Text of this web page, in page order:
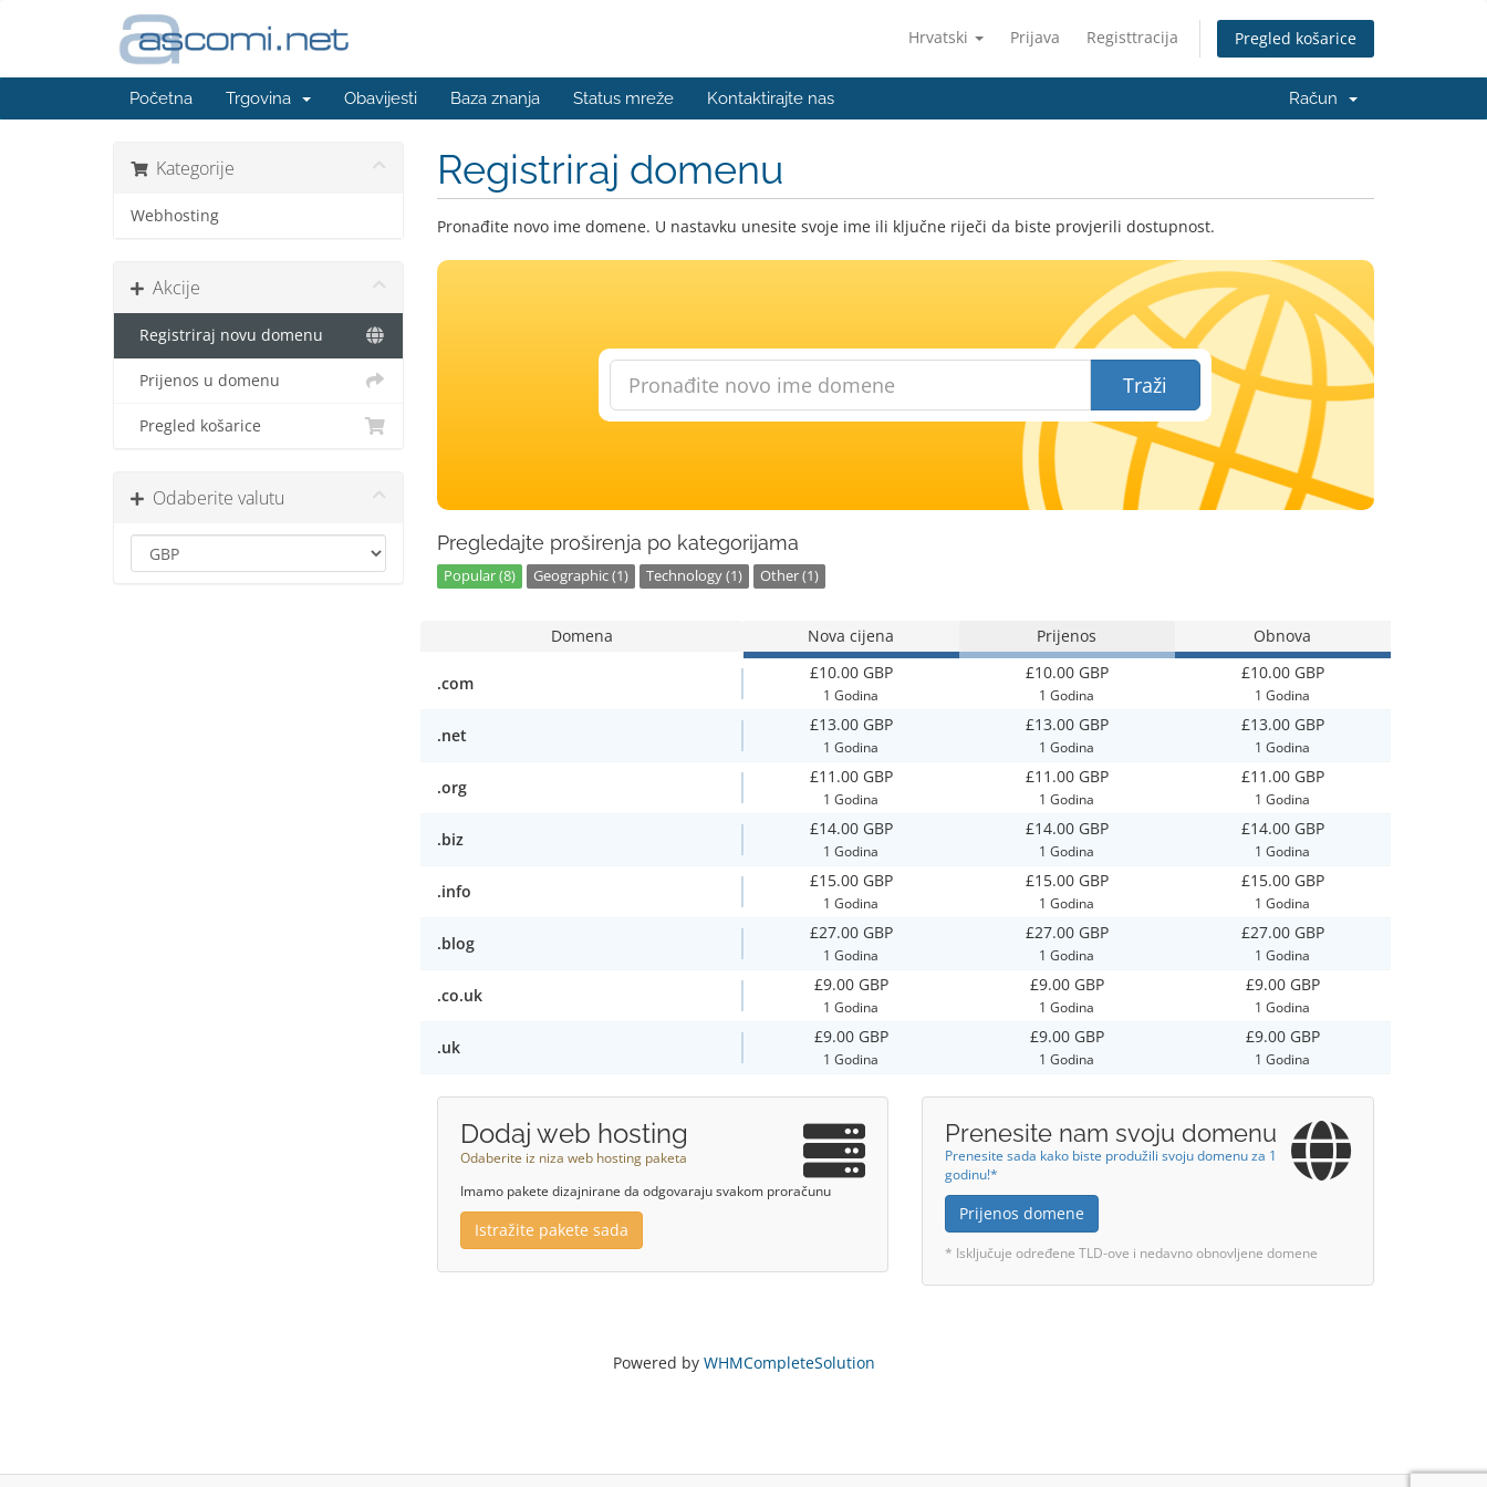
Hrvatski Prijava Registtracija Pregled košarice
Početna Trgovina Obavijesti Baza znanja Status mreže Kontaktirajte nas Račun
Kategorije
Webhosting
Akcije
Registriraj novu domenu
Prijenos u domenu
Pregled košarice
Odaberite valutu
Registriraj domenu
Pronađite novo ime domene. U nastavku unesite svoje ime ili ključne riječi da biste provjerili dostupnost.
Traži
Pregledajte proširenja po kategorijama
Popular (8) Geographic (1) Technology (1) Other (1)
Domena Nova cijena Prijenos Obnova
.com
£10.00 GBP
1 Godina
£10.00 GBP
1 Godina
£10.00 GBP
1 Godina
.net
£13.00 GBP
1 Godina
£13.00 GBP
1 Godina
£13.00 GBP
1 Godina
.org
£11.00 GBP
1 Godina
£11.00 GBP
1 Godina
£11.00 GBP
1 Godina
.biz
£14.00 GBP
1 Godina
£14.00 GBP
1 Godina
£14.00 GBP
1 Godina
.info
£15.00 GBP
1 Godina
£15.00 GBP
1 Godina
£15.00 GBP
1 Godina
.blog
£27.00 GBP
1 Godina
£27.00 GBP
1 Godina
£27.00 GBP
1 Godina
.co.uk
£9.00 GBP
1 Godina
£9.00 GBP
1 Godina
£9.00 GBP
1 Godina
.uk
£9.00 GBP
1 Godina
£9.00 GBP
1 Godina
£9.00 GBP
1 Godina
Dodaj web hosting
Odaberite iz niza web hosting paketa
Imamo pakete dizajnirane da odgovaraju svakom proračunu
Istražite pakete sada
Prenesite nam svoju domenu
Prenesite sada kako biste produžili svoju domenu za 1
godinu!*
Prijenos domene
* Isključuje određene TLD-ove i nedavno obnovljene domene
Powered by WHMCompleteSolution